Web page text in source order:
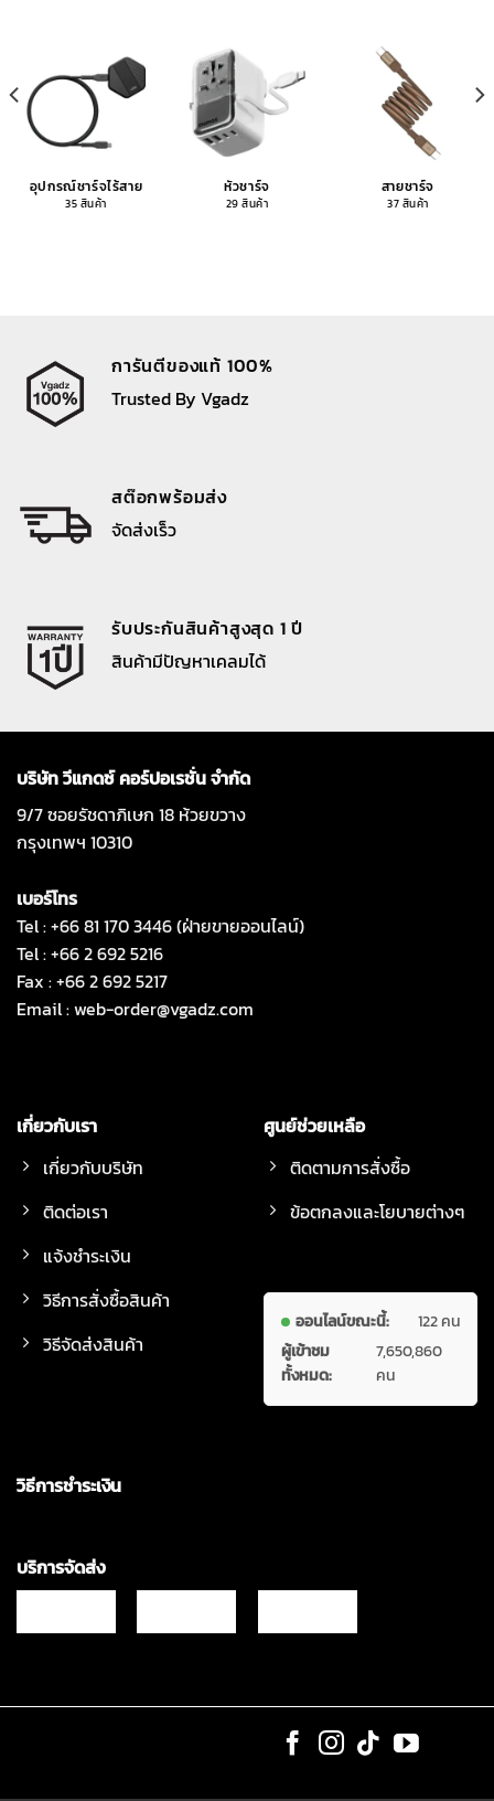
อุปกรณ์ชาร์จไร้สาย
35 สินค้า
หัวชาร์จ
29 สินค้า
สายชาร์จ
37 สินค้า
การันตีของแท้ 100%
Trusted By Vgadz
สต๊อกพร้อมส่ง
จัดส่งเร็ว
รับประกันสินค้าสูงสุด 1 ปี
สินค้ามีปัญหาเคลมได้
บริษัท วีแกดซ์ คอร์ปอเรชั่น จำกัด
9/7 ซอยรัชดาภิเษก 18 ห้วยขวาง
กรุงเทพฯ 10310
เบอร์โทร
Tel : +66 81 170 3446 (ฝ่ายขายออนไลน์)
Tel : +66 2 692 5216
Fax : +66 2 692 5217
Email :web-order@vgadz.com
เกี่ยวกับเรา
เกี่ยวกับบริษัท
ติดต่อเรา
แจ้งชำระเงิน
วิธีการสั่งซื้อสินค้า
วิธีจัดส่งสินค้า
ศูนย์ช่วยเหลือ
ติดตามการสั่งซื้อ
ข้อตกลงและโยบายต่างๆ
ออนไลน์ขณะนี้:
122 คน
ผู้เข้าชม
ทั้งหมด:
7,650,860
คน
วิธีการชำระเงิน
บริการจัดส่ง